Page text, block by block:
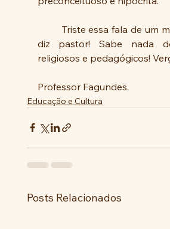
diz pastor! Sabe nada
religiosos e pedagógicos!
Professor Fagundes.
Educação e Cultura
Posts Relacionados